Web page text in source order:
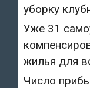
уборку
Уже 31
жилья для
Число